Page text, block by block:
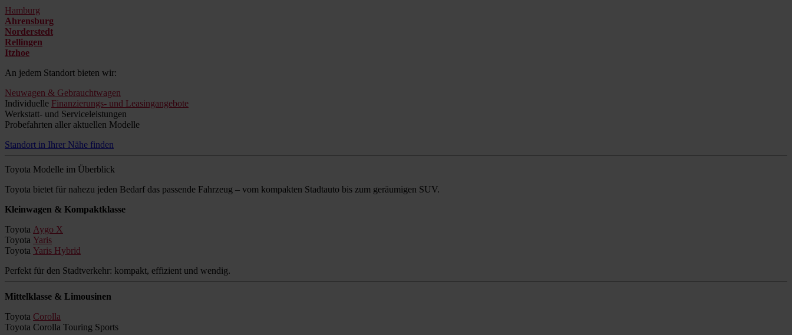
Hamburg
Ahrensburg
Norderstedt
Rellingen
Itzhoe
An jedem Standort bieten wir:
Neuwagen & Gebrauchtwagen
Individuelle Finanzierungs- und Leasingangebote
Werkstatt- und Serviceleistungen
Probefahrten aller aktuellen Modelle
Standort in Ihrer Nähe finden
Toyota Modelle im Überblick
Toyota bietet für nahezu jeden Bedarf das passende Fahrzeug – vom kompakten Stadtauto bis zum geräumigen SUV.
Kleinwagen & Kompaktklasse
Toyota Aygo X
Toyota Yaris
Toyota Yaris Hybrid
Perfekt für den Stadtverkehr: kompakt, effizient und wendig.
Mittelklasse & Limousinen
Toyota Corolla
Toyota Corolla Touring Sports